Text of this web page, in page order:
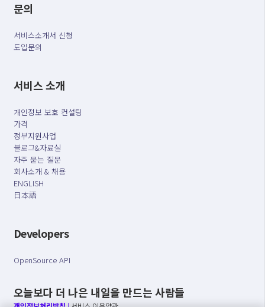
문의
서비스소개서 신청
도입문의
서비스 소개
개인정보 보호 컨설팅
가격
정부지원사업
블로그&자료실
자주 묻는 질문
회사소개 & 채용
ENGLISH
日本語
Developers
OpenSource API
오늘보다 더 나은 내일을 만드는 사람들